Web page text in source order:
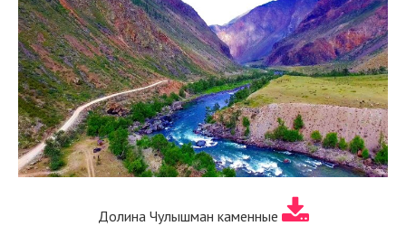
Долина Чулышман каменные